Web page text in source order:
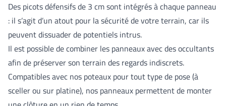
Des picots défensifs de 3 cm sont intégrés à chaque panneau
: il s’agit d’un atout pour la sécurité de votre terrain, car ils
peuvent dissuader de potentiels intrus.
Il est possible de combiner les panneaux avec desoccultants
afin de préserver son terrain des regards indiscrets.
Compatibles avec nos poteaux pour tout type de pose (à
sceller ou sur platine), nos panneaux permettent de monter